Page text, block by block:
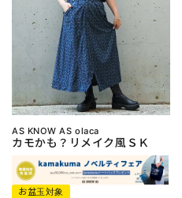
AS KNOW AS olaca
カモかも？リメイク風ＳＫ
お盆玉対象